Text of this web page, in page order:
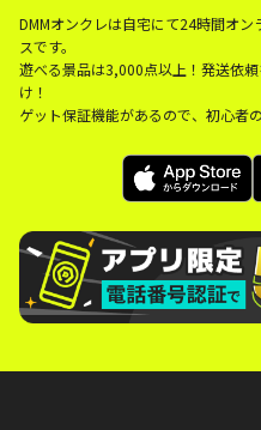
DMMオンクレは自宅にて24時間オ
スです。
遊べる景品は3,000点以上！発送依
け！
ゲット保証機能があるので、初心者